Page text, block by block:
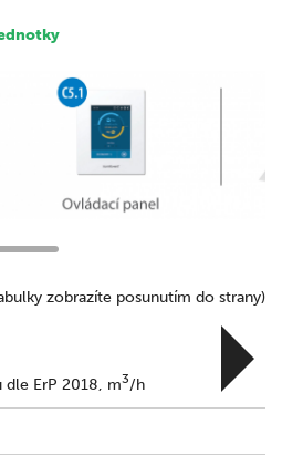
zobrazíte posunutím do strany)
ErP 2018, m3/h